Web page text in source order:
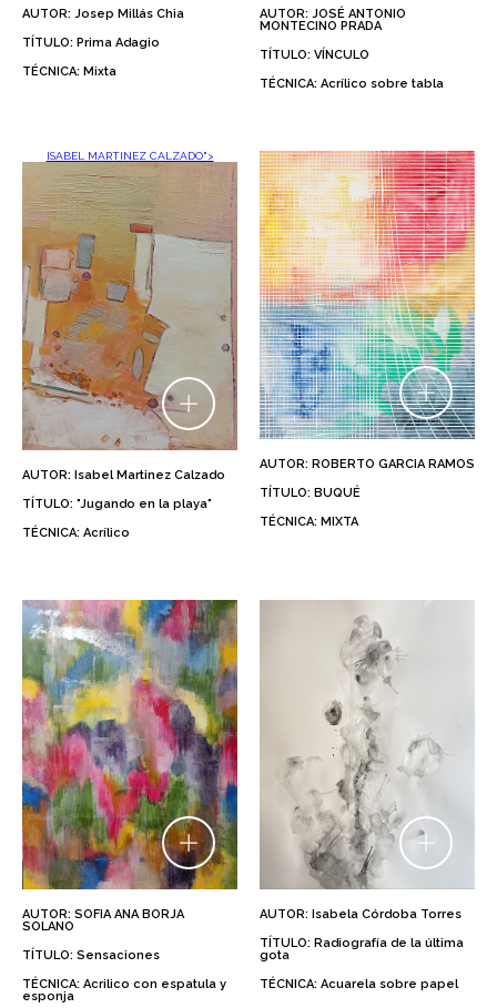
AUTOR: Josep Millás Chia
TÍTULO: Prima Adagio
TÉCNICA: Mixta
AUTOR: JOSÉ ANTONIO
MONTECINO PRADA
TÍTULO: VÍNCULO
TÉCNICA: Acrílico sobre tabla
ISABEL MARTINEZ CALZADO">
AUTOR: Isabel Martinez Calzado
TÍTULO: "Jugando en la playa"
TÉCNICA: Acrílico
AUTOR: ROBERTO GARCIA RAMOS
TÍTULO: BUQUÉ
TÉCNICA: MIXTA
AUTOR: SOFIA ANA BORJA
SOLANO
TÍTULO: Sensaciones
TÉCNICA: Acrilico con espatula y
esponja
AUTOR: Isabela Córdoba Torres
TÍTULO: Radiografía de la última
gota
TÉCNICA: Acuarela sobre papel